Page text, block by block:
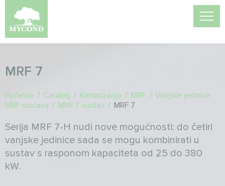
MRF 7
Početna / Catalog / Klimatizacija / MRF / Vanjske jedinice
MRF sustava / MRF 7 sustav / MRF 7
Serija MRF 7-H nudi nove mogućnosti: do četiri
vanjske jedinice sada se mogu kombinirati u
sustav s rasponom kapaciteta od 25 do 380
kW.